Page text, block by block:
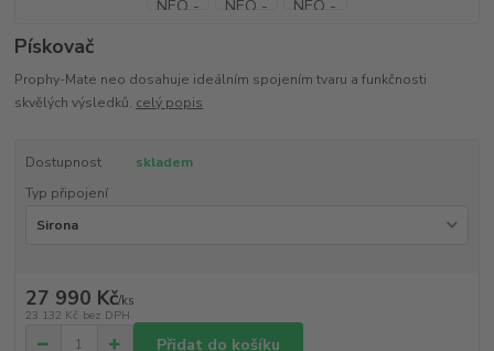
Pískovač
Prophy-Mate neo dosahuje ideálním spojením tvaru a funkčnosti
skvělých výsledků. celý popis
Dostupnost
skladem
Typ připojení
27 990 Kč/ks
23 132 Kč bez DPH
Přidat do košíku